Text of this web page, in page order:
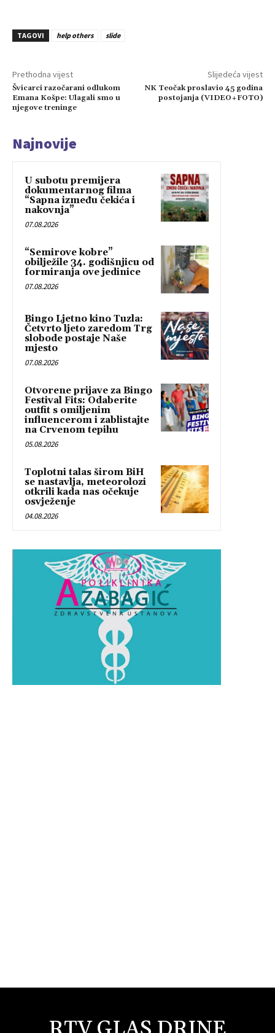
TAGOVI help others slide
Prethodna vijest
Švicarci razočarani odlukom
Emana Košpe: Ulagali smo u
njegove treninge
Slijedeća vijest
NK Teočak proslavio 45 godina
postojanja (VIDEO+FOTO)
Najnovije
U subotu premijera
dokumentarnog filma
“Sapna između čekića i
nakovnja”
07.08.2026
“Semirove kobre”
obilježile 34. godišnjicu od
formiranja ove jedinice
07.08.2026
Bingo Ljetno kino Tuzla:
Četvrto ljeto zaredom Trg
slobode postaje Naše
mjesto
07.08.2026
Otvorene prijave za Bingo
Festival Fits: Odaberite
outfit s omiljenim
influencerom i zablistajte
na Crvenom tepihu
05.08.2026
Toplotni talas širom BiH
se nastavlja, meteorolozi
otkrili kada nas očekuje
osvježenje
04.08.2026